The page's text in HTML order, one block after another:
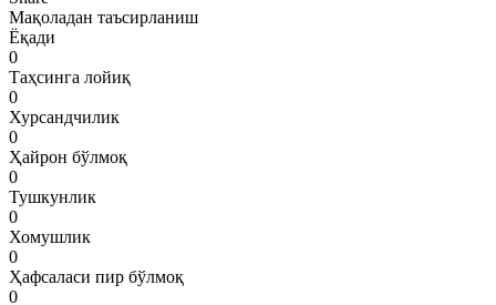
Мақоладан таъсирланиш
Ёқади
0
Таҳсинга лойиқ
0
Хурсандчилик
0
Ҳайрон бўлмоқ
0
Тушкунлик
0
Хомушлик
0
Ҳафсаласи пир бўлмоқ
0